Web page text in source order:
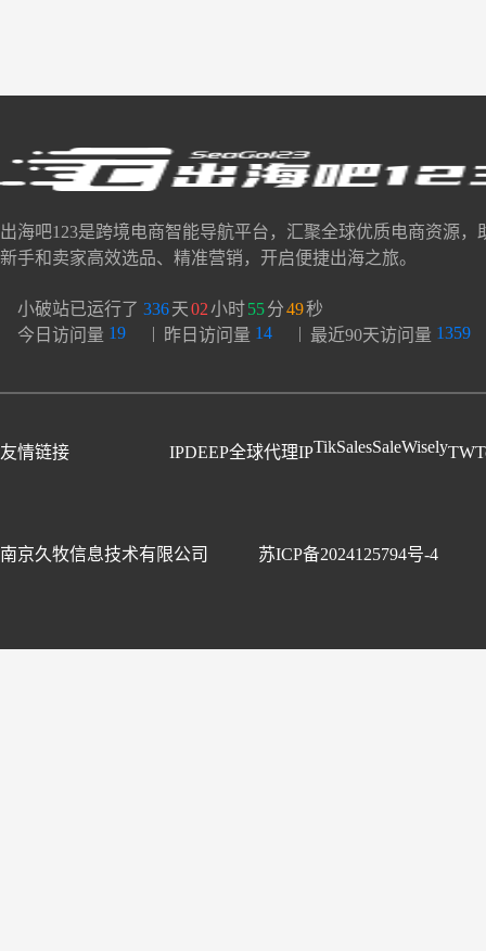
出海吧123是跨境电商智能导航平台，汇聚全球优质电商资源，
新手和卖家高效选品、精准营销，开启便捷出海之旅。
小破站已运行了 336天02小时55分50秒
今日访问量 19 | 昨日访问量 14 | 最近90天访问量 1359
友情链接 IPDEEP全球代理IPTikSalesSaleWisely
南京久牧信息技术有限公司 苏ICP备2024125794号-4